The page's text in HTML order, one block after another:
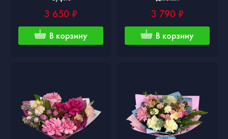
3 650 ₽
В корзину
3 790 ₽
В корзину